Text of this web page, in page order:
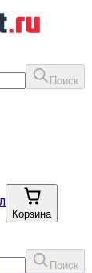
Поиск
Корзина
Поиск